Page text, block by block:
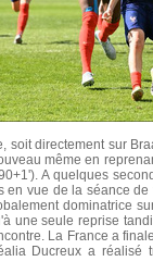
soit directement sur
même en
A quelques
vue de la séance
dominatrice
une seule reprise
La France a
Ducreux a réalisé